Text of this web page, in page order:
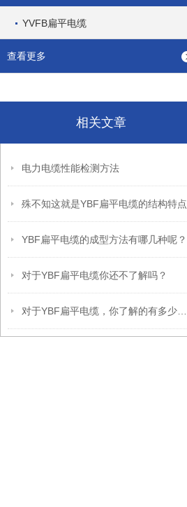
YVFB扁平电缆
查看更多
相关文章
电力电缆性能检测方法
殊不知这就是YBF扁平电缆的结构特点
YBF扁平电缆的成型方法有哪几种呢？
对于YBF扁平电缆你还不了解吗？